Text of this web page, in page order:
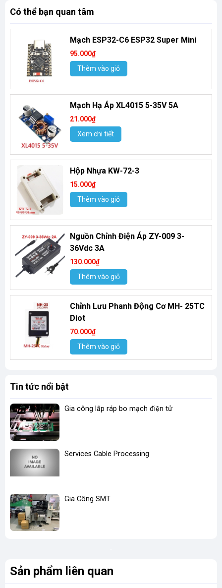
Có thể bạn quan tâm
Mạch ESP32-C6 ESP32 Super Mini
95.000₫
Thêm vào giỏ
Mạch Hạ Áp XL4015 5-35V 5A
21.000₫
Xem chi tiết
Hộp Nhựa KW-72-3
15.000₫
Thêm vào giỏ
Nguồn Chỉnh Điện Áp ZY-009 3-
36Vdc 3A
130.000₫
Thêm vào giỏ
Chỉnh Lưu Phanh Động Cơ MH- 25TC
Diot
70.000₫
Thêm vào giỏ
Tin tức nổi bật
Gia công lắp ráp bo mạch điện tử
Services Cable Processing
Gia Công SMT
Sản phẩm liên quan